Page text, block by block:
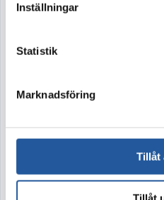
Inställningar
Statistik
Marknadsföring
Tillåt
Denna produkt går ej att